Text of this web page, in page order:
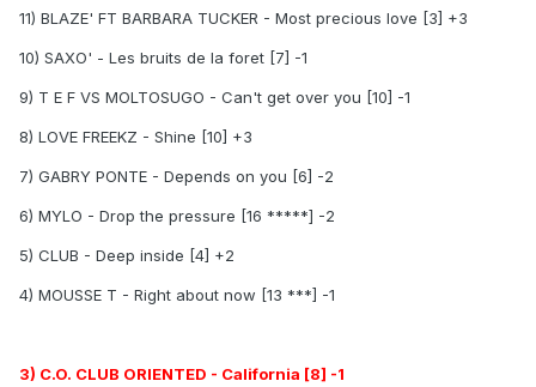
11) BLAZE' FT BARBARA TUCKER - Most precious love [3] +3
10) SAXO' - Les bruits de la foret [7] -1
9) T E F VS MOLTOSUGO - Can't get over you [10] -1
8) LOVE FREEKZ - Shine [10] +3
7) GABRY PONTE - Depends on you [6] -2
6) MYLO - Drop the pressure [16 *****] -2
5) CLUB - Deep inside [4] +2
4) MOUSSE T - Right about now [13 ***] -1
3) C.O. CLUB ORIENTED - California [8] -1